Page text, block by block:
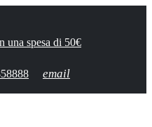
una spesa di 50€
email